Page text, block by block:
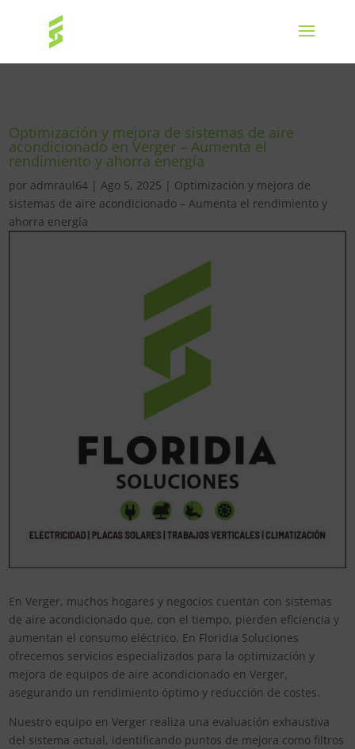
Optimización y mejora de sistemas de aire
acondicionado en Verger – Aumenta el
rendimiento y ahorra energía
por admraul64 |Ago 5, 2025 | Optimización y mejora de
sistemas de aire acondicionado – Aumenta el rendimiento y
ahorra energía
En Verger, muchos hogares y negocios cuentan con sistemas
de aire acondicionado que, con el tiempo, pierden eficiencia y
aumentan el consumo eléctrico. En Floridia Soluciones
ofrecemos servicios especializados para la optimización y
mejora de equipos de aire acondicionado en Verger,
asegurando un rendimiento óptimo y reducción de costes.
Nuestro equipo en Verger realiza una evaluación exhaustiva
del sistema actual, identificando puntos de mejora como filtros